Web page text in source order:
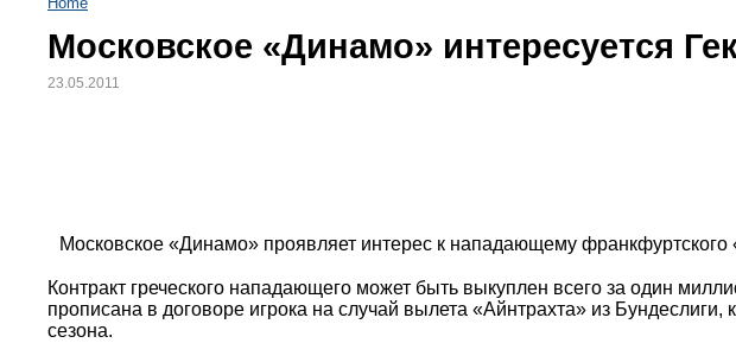
Московское «Динамо» интересуется
23.05.2011
Московское «Динамо» проявляет интерес к нападающему франкфуртского
Контракт греческого нападающего может быть выкуплен всего за один
прописана в договоре игрока на случай вылета «Айнтрахта» из
сезона.